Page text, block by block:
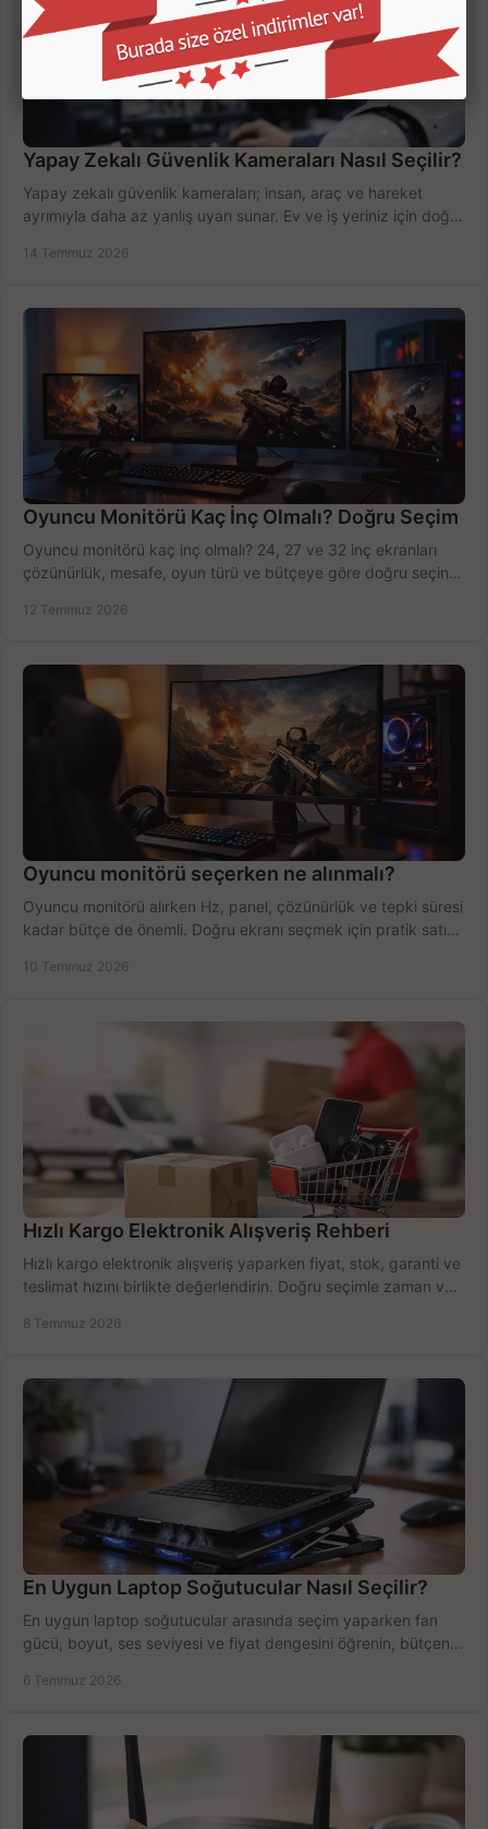
Yapay Zekalı Güvenlik Kameraları Nasıl Seçilir?
Yapay zekalı güvenlik kameraları; insan, araç ve hareket
ayrımıyla daha az yanlış uyarı sunar. Ev ve iş yeriniz için doğru
14 Temmuz 2026
Oyuncu Monitörü Kaç İnç Olmalı? Doğru Seçim
Oyuncu monitörü kaç inç olmalı? 24, 27 ve 32 inç ekranları
çözünürlük, mesafe, oyun türü ve bütçeye göre doğru seçin,
12 Temmuz 2026
Oyuncu monitörü seçerken ne alınmalı?
Oyuncu monitörü alırken Hz, panel, çözünürlük ve tepki süresi
kadar bütçe de önemli. Doğru ekranı seçmek için pratik satın
10 Temmuz 2026
Hızlı Kargo Elektronik Alışveriş Rehberi
Hızlı kargo elektronik alışveriş yaparken fiyat, stok, garanti ve
teslimat hızını birlikte değerlendirin. Doğru seçimle zaman ve
8 Temmuz 2026
En Uygun Laptop Soğutucular Nasıl Seçilir?
En uygun laptop soğutucular arasında seçim yaparken fan
gücü, boyut, ses seviyesi ve fiyat dengesini öğrenin, bütçenizi
6 Temmuz 2026